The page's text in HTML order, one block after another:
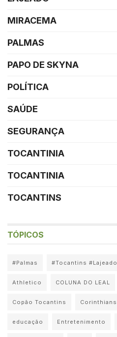
MIRACEMA
PALMAS
PAPO DE SKYNA
POLÍTICA
SAÚDE
SEGURANÇA
TOCANTINIA
TOCANTINIA
TOCANTINS
TÓPICOS
#Palmas #Tocantins #Lajeado
Athletico COLUNA DO LEAL
Copão Tocantins Corinthians
educação Entretenimento